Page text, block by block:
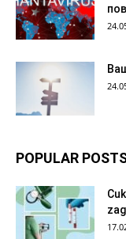
POPULAR